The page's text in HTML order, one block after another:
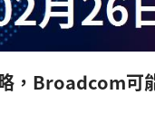
，Broadcom可